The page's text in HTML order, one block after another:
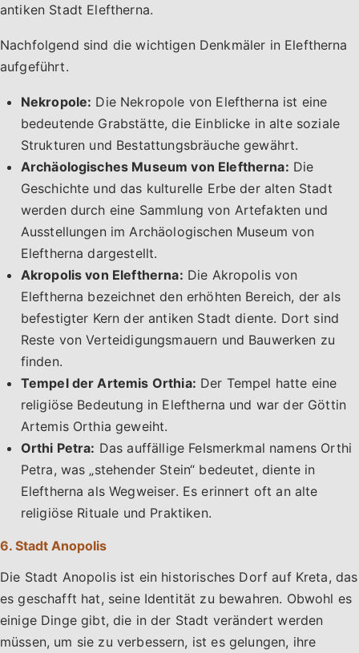
antiken Stadt Eleftherna.
Nachfolgend sind die wichtigen Denkmäler in Eleftherna
aufgeführt.
Nekropole: Die Nekropole von Eleftherna ist eine
bedeutende Grabstätte, die Einblicke in alte soziale
Strukturen und Bestattungsbräuche gewährt.
Archäologisches Museum von Eleftherna: Die
Geschichte und das kulturelle Erbe der alten Stadt
werden durch eine Sammlung von Artefakten und
Ausstellungen im Archäologischen Museum von
Eleftherna dargestellt.
Akropolis von Eleftherna: Die Akropolis von
Eleftherna bezeichnet den erhöhten Bereich, der als
befestigter Kern der antiken Stadt diente. Dort sind
Reste von Verteidigungsmauern und Bauwerken zu
finden.
Tempel der Artemis Orthia: Der Tempel hatte eine
religiöse Bedeutung in Eleftherna und war der Göttin
Artemis Orthia geweiht.
Orthi Petra: Das auffällige Felsmerkmal namens Orthi
Petra, was „stehender Stein“ bedeutet, diente in
Eleftherna als Wegweiser. Es erinnert oft an alte
religiöse Rituale und Praktiken.
6. Stadt Anopolis
Die Stadt Anopolis ist ein historisches Dorf auf Kreta, das
es geschafft hat, seine Identität zu bewahren. Obwohl es
einige Dinge gibt, die in der Stadt verändert werden
müssen, um sie zu verbessern, ist es gelungen, ihre